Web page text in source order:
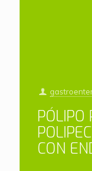
PÓLIPO
CON